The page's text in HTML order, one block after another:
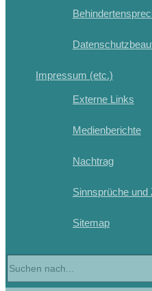
Impressum (etc.)
Externe Links
Medienberichte
Nachtrag
Sinnsprüche und
Sitemap